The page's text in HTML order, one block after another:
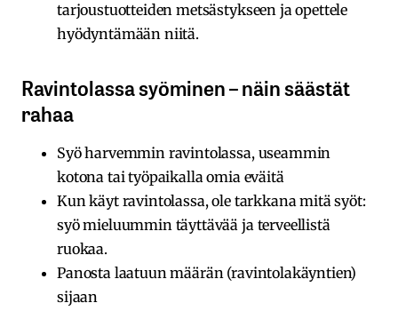
tarjoustuotteiden metsästykseen ja opettele
hyödyntämään niitä.
Ravintolassa syöminen – näin säästät
rahaa
Syö harvemmin ravintolassa, useammin
kotona tai työpaikalla omia eväitä
Kun käyt ravintolassa, ole tarkkana mitä syöt:
syö mieluummin täyttävää ja terveellistä
ruokaa.
Panosta laatuun määrän (ravintolakäyntien)
sijaan